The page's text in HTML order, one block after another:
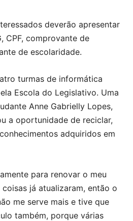
deverão apresentar
CPF, comprovante de
de escolaridade.
turmas de informática
Escola do Legislativo. Uma
Anne Gabrielly Lopes,
a oportunidade de reciclar,
adquiridos em
para renovar o meu
já atualizaram, então o
me serve mais e tive que
também, porque várias